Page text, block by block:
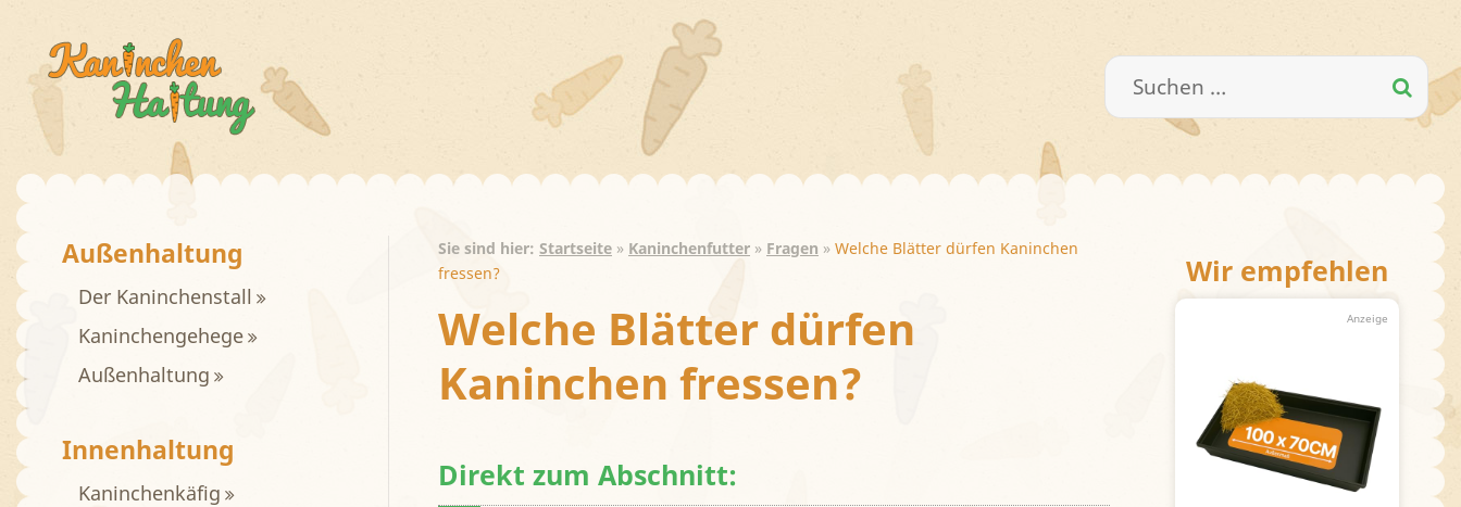
Suchen
nach:
Außenhaltung
Der Kaninchenstall
Kaninchengehege
Außenhaltung
Innenhaltung
Kaninchenkäfig
Sie sind hier: Startseite » Kaninchenfutter » Fragen » Welche Blätter dürfen Kaninchen
fressen?
Welche Blätter dürfen
Kaninchen fressen?
Direkt zum Abschnitt:
Wir empfehlen